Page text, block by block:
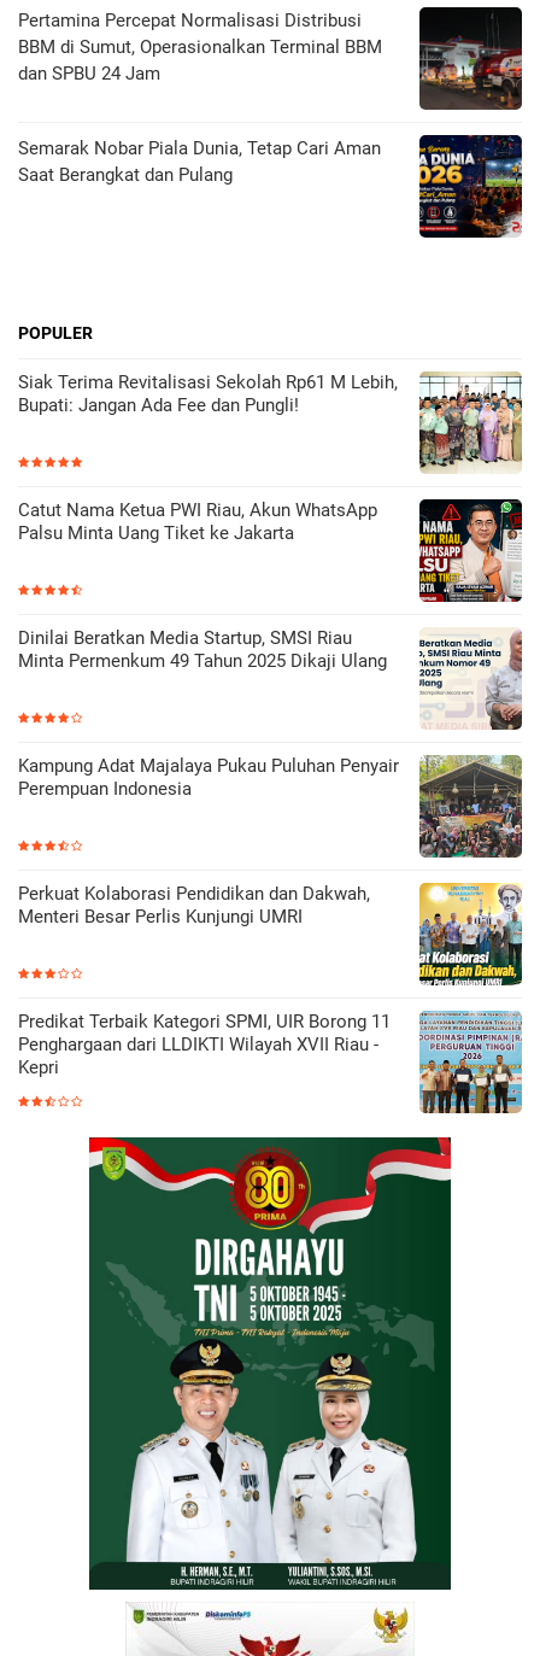
Pertamina Percepat Normalisasi Distribusi
BBM di Sumut, Operasionalkan Terminal BBM
dan SPBU 24 Jam
Semarak Nobar Piala Dunia, Tetap Cari Aman
Saat Berangkat dan Pulang
POPULER
Siak Terima Revitalisasi Sekolah Rp61 M Lebih,
Bupati: Jangan Ada Fee dan Pungli!
Catut Nama Ketua PWI Riau, Akun WhatsApp
Palsu Minta Uang Tiket ke Jakarta
Dinilai Beratkan Media Startup, SMSI Riau
Minta Permenkum 49 Tahun 2025 Dikaji Ulang
Kampung Adat Majalaya Pukau Puluhan Penyair
Perempuan Indonesia
Perkuat Kolaborasi Pendidikan dan Dakwah,
Menteri Besar Perlis Kunjungi UMRI
Predikat Terbaik Kategori SPMI, UIR Borong 11
Penghargaan dari LLDIKTI Wilayah XVII Riau -
Kepri